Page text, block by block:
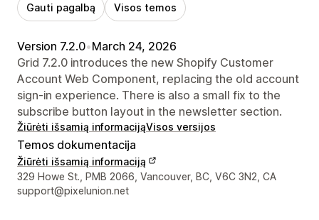
Gauti pagalbą Visos temos
Version 7.2.0•March 24, 2026
Grid 7.2.0 introduces the new Shopify Customer
Account Web Component, replacing the old account
sign-in experience. There is also a small fix to the
subscribe button layout in the newsletter section.
Žiūrėti išsamią informacijąVisos versijos
Temos dokumentacija
Žiūrėti išsamią informaciją
Kūrėjo kontaktiniai duomenys
329 Howe St., PMB 2066, Vancouver, BC, V6C 3N2, CA
support@pixelunion.net